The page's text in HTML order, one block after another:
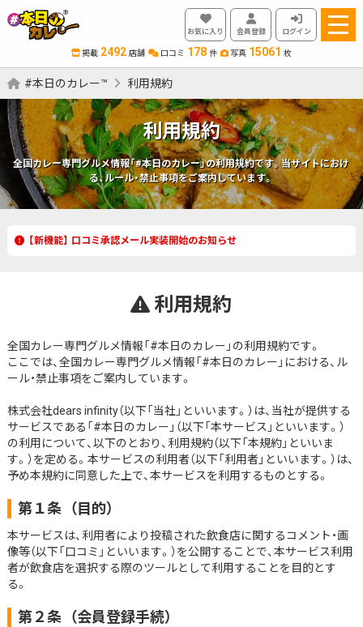
お気に入り 会員登録 ログイン
掲載 2492 店舗 口コミ 178 件 写真 15061 枚
#本日のカレー™ 利用規約
利用規約
全国カレー専門グルメ情報「#本日のカレー」の利用規約です。当サイトにおけ
る、ルール・禁止事項をご案内しています。
【新機能】 口コミ承認メール実装開始のお知らせ
利用規約
全国カレー専門グルメ情報「#本日のカレー」の利用規約です。
ここでは、全国カレー専門グルメ情報「#本日のカレー」における、ル
ール・禁止事項をご案内しています。
株式会社dears infinity（以下「当社」といいます。）は、当社が提供する
サービスである「#本日のカレー」（以下「本サービス」といいます。）
の利用について、以下のとおり、利用規約（以下「本規約」といいま
す。）を定める。本サービスの利用者（以下「利用者」といいます。）は、
予め本規約に同意した上で、本サービスを利用するものとする。
第１条 （目的）
本サービスは、利用者により投稿された飲食店に関するコメント・画
像等（以下「口コミ」といいます。）を公開することで、本サービス利用
者が飲食店を選択する際のツールとして利用することを目的とす
る。
第２条 （会員登録手続）